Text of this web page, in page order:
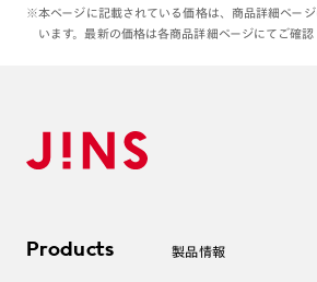
※本ページに記載されている価格は、商品詳細ペー
います。最新の価格は各商品詳細ページにてご確認
Products 製品情報